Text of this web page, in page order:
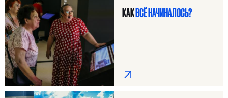
КАКВСЁ НАЧИНАЛОСЬ?